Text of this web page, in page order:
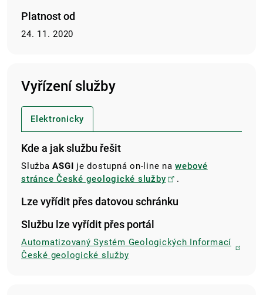
Platnost od
24. 11. 2020
Vyřízení služby
Elektronicky
Kde a jak službu řešit
SlužbaASGI je dostupná on-line nawebové
stránce České geologické služby
.
Lze vyřídit přes datovou schránku
Službu lze vyřídit přes portál
Automatizovaný Systém Geologických Informací
České geologické služby